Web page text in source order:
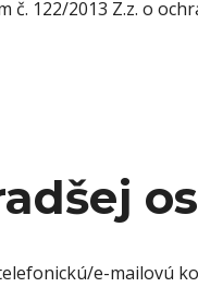
č. 122/2013 Z.z. o
e-mailovú